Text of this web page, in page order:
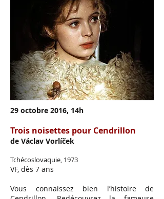
29 octobre 2016, 14h
Trois noisettes pour Cendrillon
de Václav Vorlíček
Tchécoslovaquie, 1973
VF, dès 7 ans
Vous connaissez bien l’histoire de